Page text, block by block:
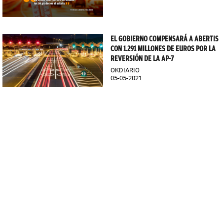
EL GOBIERNO COMPENSARÁ A ABERTIS
CON 1.291 MILLONES DE EUROS POR LA
REVERSIÓN DE LA AP-7
OKDIARIO
05-05-2021